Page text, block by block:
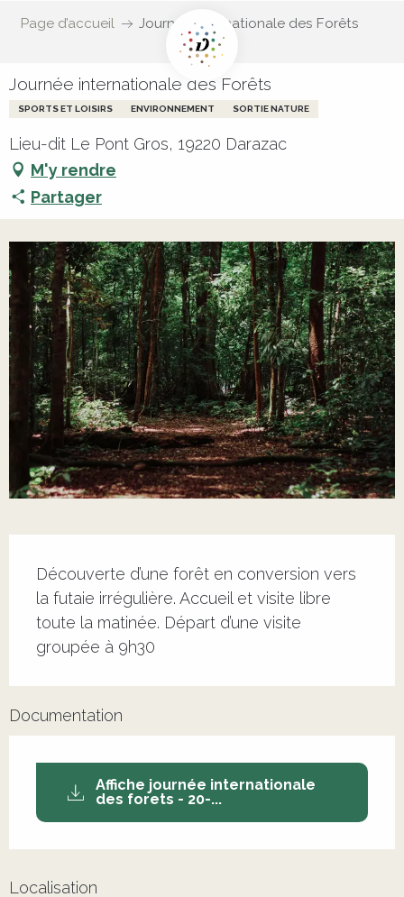
Page d’accueil Journée internationale des Forêts
Journée internationale des Forêts
SPORTS ET LOISIRS ENVIRONNEMENT SORTIE NATURE
Lieu-dit Le Pont Gros, 19220 Darazac
M'y rendre
Partager
Ouverture et coordonnées
ÉVÉNEMENT TERMINÉ
Contactez-nous
Découverte d’une forêt en conversion vers
la futaie irrégulière. Accueil et visite libre
toute la matinée. Départ d’une visite
groupée à 9h30
Documentation
Affiche journée internationale
des forets - 20-...
Localisation